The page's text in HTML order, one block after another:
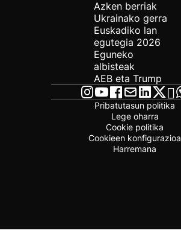
Azken berriak
Ukrainako gerra
Euskadiko lan
egutegia 2026
Eguneko
albisteak
AEB eta Trump
Pribatutasun politika
Lege oharra
Cookie politika
Cookieen konfigurazioa
Harremana